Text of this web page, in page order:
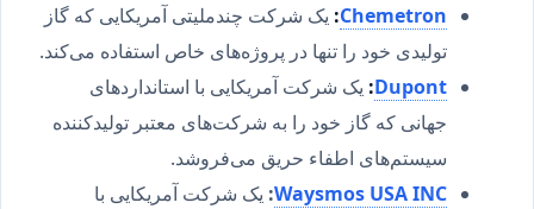
Chemetron
:یک شرکت چندملیتی آمریکایی که گاز
تولیدی خود را تنها در پروژه‌های خاص استفاده می‌کند.
Dupont
:یک شرکت آمریکایی با استانداردهای
جهانی که گاز خود را به شرکت‌های معتبر تولیدکننده
سیستم‌های اطفاء حریق می‌فروشد.
Waysmos USA INC
:یک شرکت آمریکایی با